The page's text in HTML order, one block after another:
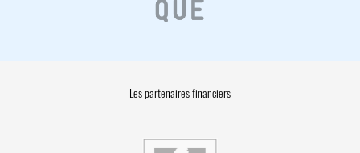
Les partenaires financiers